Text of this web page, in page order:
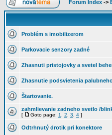
Forum Index ->
Problém s imobilizerom
Parkovacie senzory zadné
Zhasnuti pristojovky a svetel
Zhasnutie podsvietenia
Štartovanie.
zahmlievanie zadneho svetlo /
[ Goto page: 1 2 3 4 ]
Odtrhnutý drotik pri konektore